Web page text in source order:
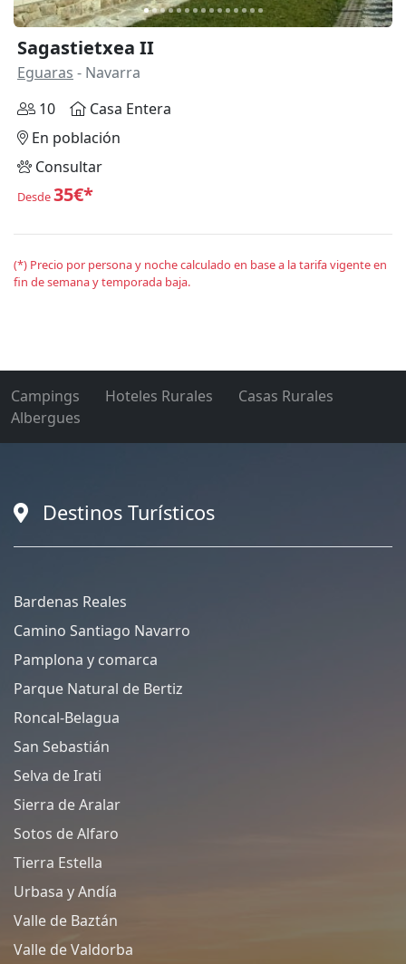
Sagastietxea II
Eguaras - Navarra
10
Casa Entera
En población
Consultar
Desde35€*
(*) Precio por persona y noche calculado en base a la tarifa vigente en
fin de semana y temporada baja.
Campings Hoteles Rurales
Casas Rurales
Albergues
Destinos Turísticos
Bardenas Reales
Camino Santiago Navarro
Pamplona y comarca
Parque Natural de Bertiz
Roncal-Belagua
San Sebastián
Selva de Irati
Sierra de Aralar
Sotos de Alfaro
Tierra Estella
Urbasa y Andía
Valle de Baztán
Valle de Valdorba